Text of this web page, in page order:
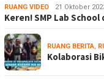
RUANG VIDEO 21 Oktober
Keren! SMP Lab
RUANG BERITA,
Kolaborasi